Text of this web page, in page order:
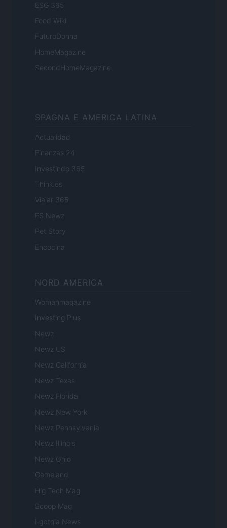
ESG 365
Food Wiki
FuturoDonna
HomeMagazine
SecondHomeMagazine
SPAGNA E AMERICA LATINA
Actualidad
Finanzas 24
Investindo 365
Think.es
Viajar 365
ES Newz
Pet Story
Encocina
NORD AMERICA
Womanmagazine
Investing Plus
Newz
Newz US
Newz California
Newz Texas
Newz Florida
Newz New York
Newz Pennsylvania
Newz Illinois
Newz Ohio
Gameland
Hig Tech Mag
Scoop Mag
Lgbtqia News